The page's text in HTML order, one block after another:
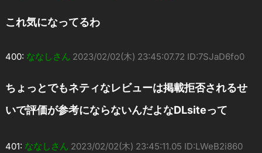
これ気になってるわ
400: ななしさん 2023/02/02(木) 23:45:07.72 ID:7SJaD6fo0
ちょっとでもネティなレビューは掲載拒否されるせ
いで評価が参考にならないんだよなDLsiteって
401: ななしさん 2023/02/02(木) 23:45:11.05 ID:LWeB2i860